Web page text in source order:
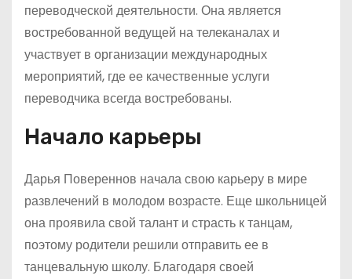
переводческой деятельности. Она является
востребованной ведущей на телеканалах и
участвует в организации международных
мероприятий, где ее качественные услуги
переводчика всегда востребованы.
Начало карьеры
Дарья Повереннов начала свою карьеру в мире
развлечений в молодом возрасте. Еще школьницей
она проявила свой талант и страсть к танцам,
поэтому родители решили отправить ее в
танцевальную школу. Благодаря своей